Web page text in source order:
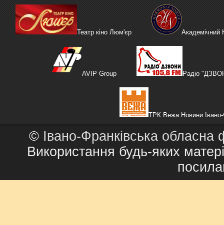
Театр кіно Люм'єр Академічний
AVIP Group Радіо
ТРК Вежа Новини Івано-
© Івано-Франківська обласна
Використання будь-яких